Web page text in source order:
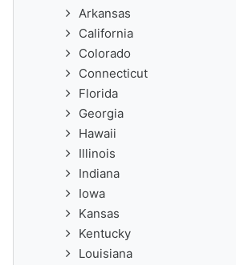
Arkansas
California
Colorado
Connecticut
Florida
Georgia
Hawaii
Illinois
Indiana
Iowa
Kansas
Kentucky
Louisiana